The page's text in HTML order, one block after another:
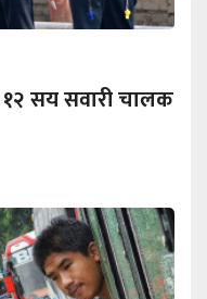
१२ सय सवारी चालक